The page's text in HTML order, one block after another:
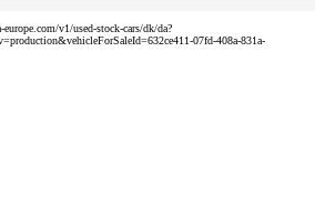
v1/used-stock-cars/dk/da?
07fd-408a-831a-